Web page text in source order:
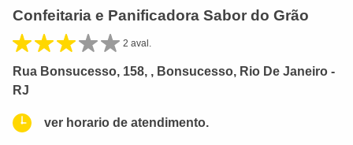
Confeitaria e Panificadora Sabor do Grão
2 aval.
Rua Bonsucesso, 158, , Bonsucesso, Rio De Janeiro -
RJ
ver horario de atendimento.